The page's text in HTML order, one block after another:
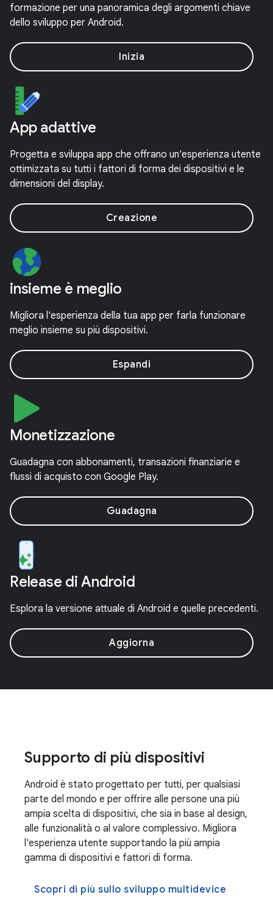
formazione per una panoramica degli argomenti chiave
dello sviluppo per Android.
Inizia
App adattive
Progetta e sviluppa app che offrano un'esperienza utente
ottimizzata su tutti i fattori di forma dei dispositivi e le
dimensioni del display.
Creazione
insieme è meglio
Migliora l'esperienza della tua app per farla funzionare
meglio insieme su più dispositivi.
Espandi
Monetizzazione
Guadagna con abbonamenti, transazioni finanziarie e
flussi di acquisto con Google Play.
Guadagna
Release di Android
Esplora la versione attuale di Android e quelle precedenti.
Aggiorna
Supporto di più dispositivi
Android è stato progettato per tutti, per qualsiasi
parte del mondo e per offrire alle persone una più
ampia scelta di dispositivi, che sia in base al design,
alle funzionalità o al valore complessivo. Migliora
l'esperienza utente supportando la più ampia
gamma di dispositivi e fattori di forma.
Scopri di più sullo sviluppo multidevice